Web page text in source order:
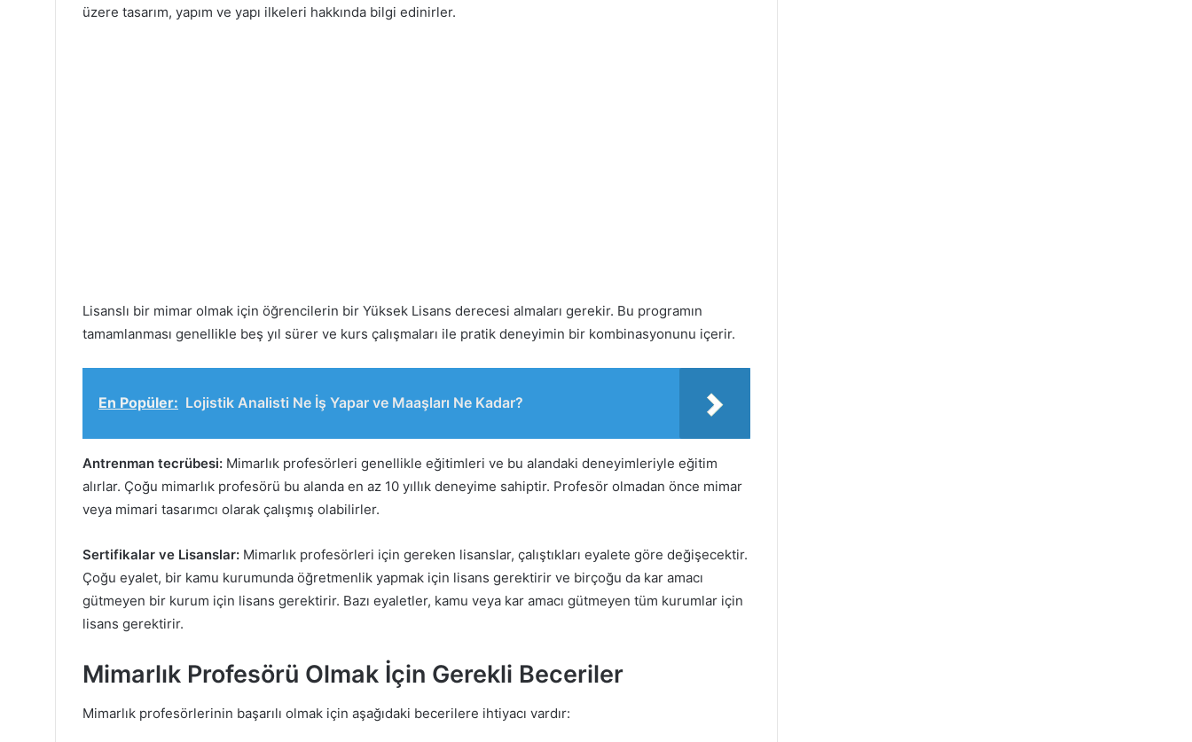
üzere tasarım, yapım ve yapı ilkeleri hakkında bilgi edinirler.
Lisanslı bir mimar olmak için öğrencilerin bir Yüksek Lisans derecesi almaları gerekir. Bu programın
tamamlanması genellikle beş yıl sürer ve kurs çalışmaları ile pratik deneyimin bir kombinasyonunu içerir.
En Popüler: Lojistik Analisti Ne İş Yapar ve Maaşları Ne Kadar?
Antrenman tecrübesi: Mimarlık profesörleri genellikle eğitimleri ve bu alandaki deneyimleriyle eğitim
alırlar. Çoğu mimarlık profesörü bu alanda en az 10 yıllık deneyime sahiptir. Profesör olmadan önce mimar
veya mimari tasarımcı olarak çalışmış olabilirler.
Sertifikalar ve Lisanslar: Mimarlık profesörleri için gereken lisanslar, çalıştıkları eyalete göre değişecektir.
Çoğu eyalet, bir kamu kurumunda öğretmenlik yapmak için lisans gerektirir ve birçoğu da kar amacı
gütmeyen bir kurum için lisans gerektirir. Bazı eyaletler, kamu veya kar amacı gütmeyen tüm kurumlar için
lisans gerektirir.
Mimarlık Profesörü Olmak İçin Gerekli Beceriler
Mimarlık profesörlerinin başarılı olmak için aşağıdaki becerilere ihtiyacı vardır: